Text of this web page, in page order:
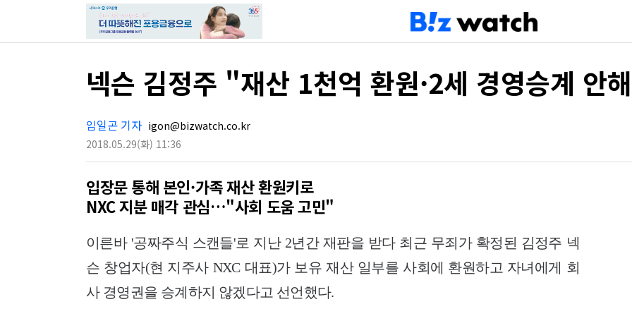
넥슨 김정주 "재산 1천억 환원·2세 경영승계 안
임일곤 기자 igon@bizwatch.co.kr
2018.05.29(화) 11:36
입장문 통해 본인·가족 재산 환원키로
NXC 지분 매각 관심…"사회 도움 고민"
이른바 '공짜주식 스캔들'로 지난 2년간 재판을 받다 최근 무죄가 확정된 김정주 넥
슨 창업자(현 지주사 NXC 대표)가 보유 재산 일부를 사회에 환원하고 자녀에게 회
사 경영권을 승계하지 않겠다고 선언했다.